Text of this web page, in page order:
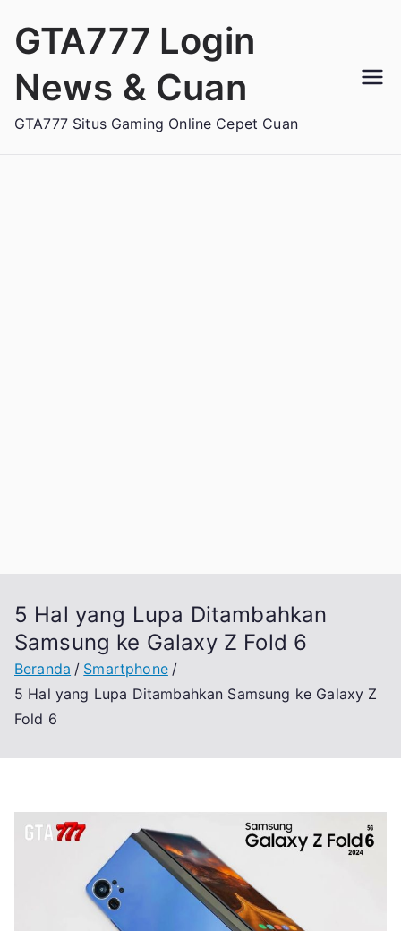
GTA777 Login
News & Cuan
GTA777 Situs Gaming Online Cepet Cuan
5 Hal yang Lupa Ditambahkan
Samsung ke Galaxy Z Fold 6
Beranda
Smartphone
5 Hal yang Lupa Ditambahkan Samsung ke Galaxy Z
Fold 6